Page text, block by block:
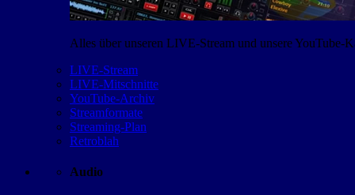
Alles über unseren LIVE-Stream und unsere YouTube-
LIVE-Stream
LIVE-Mitschnitte
YouTube-Archiv
Streamformate
Streaming-Plan
Retroblah
Audio